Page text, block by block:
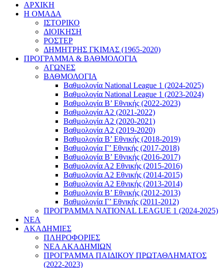
ΑΡΧΙΚΗ
Η ΟΜΑΔΑ
ΙΣΤΟΡΙΚΟ
ΔΙΟΙΚΗΣΗ
ΡΟΣΤΕΡ
ΔΗΜΗΤΡΗΣ ΓΚΙΜΑΣ (1965-2020)
ΠΡΟΓΡΑΜΜΑ & ΒΑΘΜΟΛΟΓΙΑ
ΑΓΩΝΕΣ
ΒΑΘΜΟΛΟΓΙΑ
Βαθμολογία National League 1 (2024-2025)
Βαθμολογία National League 1 (2023-2024)
Βαθμολογία Β’ Εθνικής (2022-2023)
Βαθμολογία Α2 (2021-2022)
Βαθμολογία Α2 (2020-2021)
Βαθμολογία Α2 (2019-2020)
Βαθμολογία B’ Εθνικής (2018-2019)
Βαθμολογία Γ’ Εθνικής (2017-2018)
Βαθμολογία Β’ Εθνικής (2016-2017)
Βαθμολογία Α2 Εθνικής (2015-2016)
Βαθμολογία Α2 Εθνικής (2014-2015)
Βαθμολογία Α2 Εθνικής (2013-2014)
Βαθμολογία Β’ Εθνικής (2012-2013)
Βαθμολογία Γ’ Εθνικής (2011-2012)
ΠΡΟΓΡΑΜΜΑ NATIONAL LEAGUE 1 (2024-2025)
ΝΕΑ
ΑΚΑΔΗΜΙΕΣ
ΠΛΗΡΟΦΟΡΙΕΣ
ΝΕΑ ΑΚΑΔΗΜΙΩΝ
ΠΡΟΓΡΑΜΜΑ ΠΑΙΔΙΚΟΥ ΠΡΩΤΑΘΛΗΜΑΤΟΣ
(2022-2023)